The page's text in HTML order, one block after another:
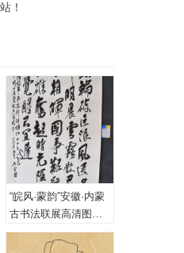
！
“皖风·蒙韵”安徽·内蒙
古书法联展高清图
（一、特邀作品）